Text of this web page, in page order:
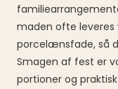
maden ofte
porcelænsfade, så
Smagen af fest er
portioner og